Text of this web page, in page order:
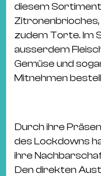
diesem
zudem Torte. Im
ausserdem
Gemüse und
Mitnehmen
Durch ihre
des Lockdowns
ihre
Den direkten